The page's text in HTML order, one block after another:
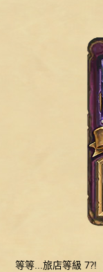
等等...旅店等級 7?!